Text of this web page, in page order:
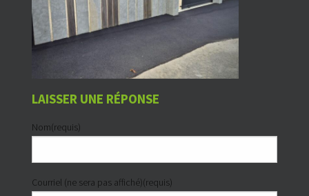
LAISSER UNE RÉPONSE
Nom(requis)
Courriel (ne sera pas affiché)(requis)